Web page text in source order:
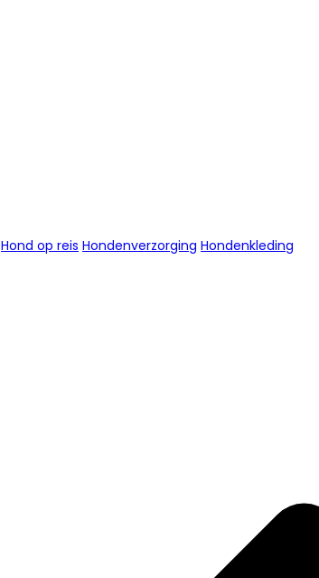
Hond op reis Hondenverzorging Hondenkleding